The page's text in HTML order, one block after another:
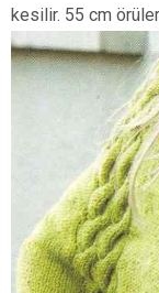
kesilir. 55 cm